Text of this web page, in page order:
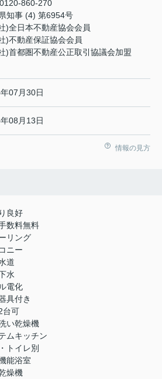
0120-860-270
知事 (4) 第6954号
)全日本不動産協会会員
)不動産保証協会会員
)首都圏不動産公正取引協議会加盟
07月30日
08月13日
情報の見方
良好
数料無料
リング
ニー
道
水
電化
具付き
台可
い乾燥機
ムキッチン
トイレ別
能浴室
燥機